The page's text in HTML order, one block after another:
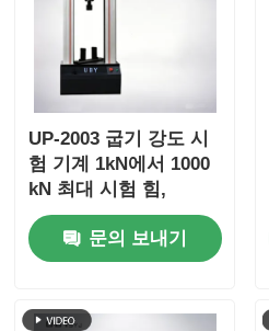
UP-2003 굽기 강도 시
험 기계 1kN에서 1000
kN 최대 시험 힘,
±1.0% 정확도 및
800mm 효과적 팽창 스
트로크
문의 보내기